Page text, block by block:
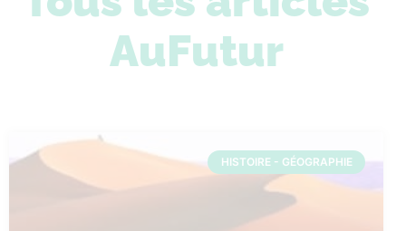
AuFutur
HISTOIRE - GÉOGRAPHIE